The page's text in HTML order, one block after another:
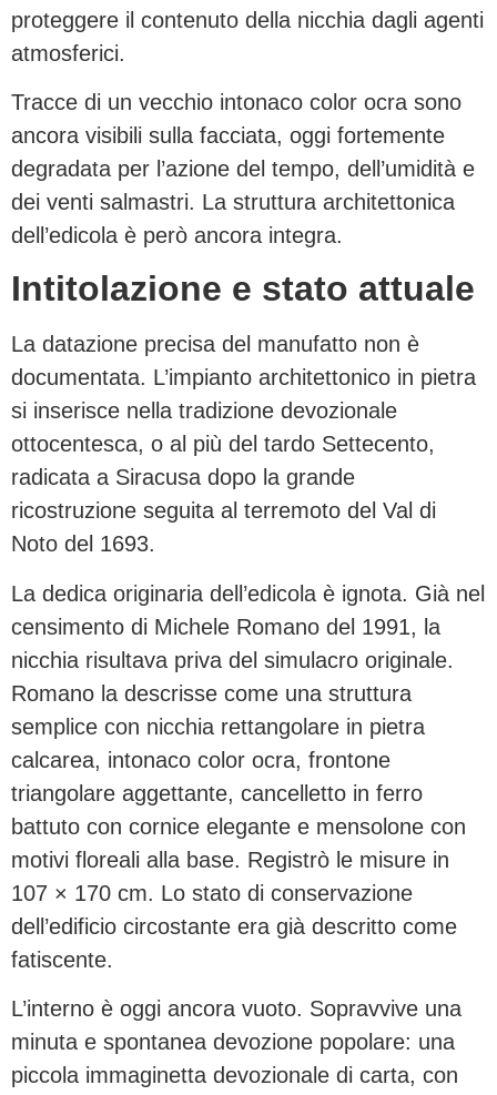
proteggere il contenuto della nicchia dagli agenti
atmosferici.
Tracce di un vecchio intonaco color ocra sono
ancora visibili sulla facciata, oggi fortemente
degradata per l’azione del tempo, dell’umidità e
dei venti salmastri. La struttura architettonica
dell’edicola è però ancora integra.
Intitolazione e stato attuale
La datazione precisa del manufatto non è
documentata. L’impianto architettonico in pietra
si inserisce nella tradizione devozionale
ottocentesca, o al più del tardo Settecento,
radicata a Siracusa dopo la grande
ricostruzione seguita al terremoto del Val di
Noto del 1693.
La dedica originaria dell’edicola è ignota. Già nel
censimento di Michele Romano del 1991, la
nicchia risultava priva del simulacro originale.
Romano la descrisse come una struttura
semplice con nicchia rettangolare in pietra
calcarea, intonaco color ocra, frontone
triangolare aggettante, cancelletto in ferro
battuto con cornice elegante e mensolone con
motivi floreali alla base. Registrò le misure in
107 × 170 cm. Lo stato di conservazione
dell’edificio circostante era già descritto come
fatiscente.
L’interno è oggi ancora vuoto. Sopravvive una
minuta e spontanea devozione popolare: una
piccola immaginetta devozionale di carta, con